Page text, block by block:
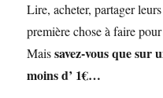
Lire, acheter, partager
première chose à faire
Maissavez-vous que sur
moins d’ 1€…